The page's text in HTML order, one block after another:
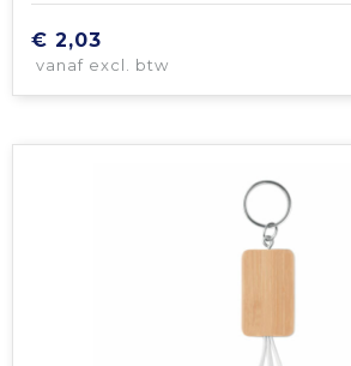
€ 2,03
vanaf excl. btw